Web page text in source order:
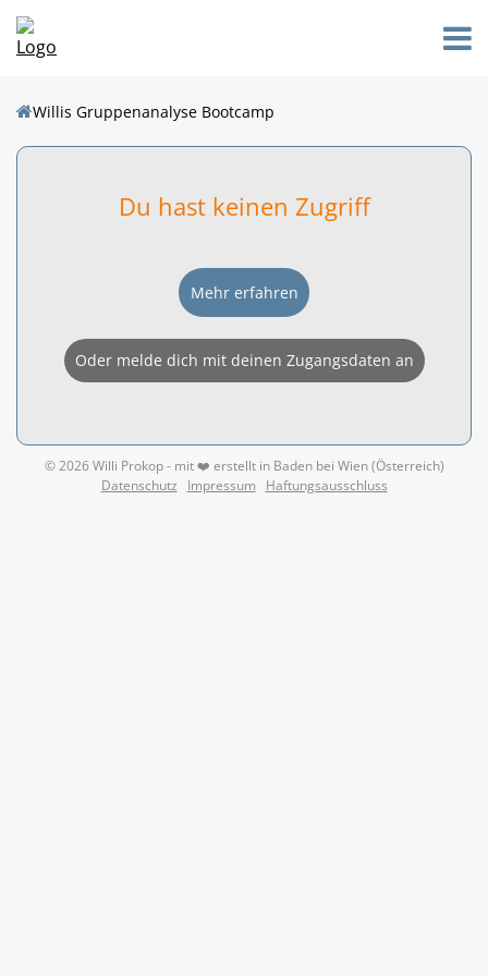
Willis Gruppenanalyse Bootcamp
Du hast keinen Zugriff
Mehr erfahren
Oder melde dich mit deinen Zugangsdaten an
© 2026 Willi Prokop - mit ❤️ erstellt in Baden bei Wien (Österreich)
Datenschutz
Impressum Haftungsausschluss